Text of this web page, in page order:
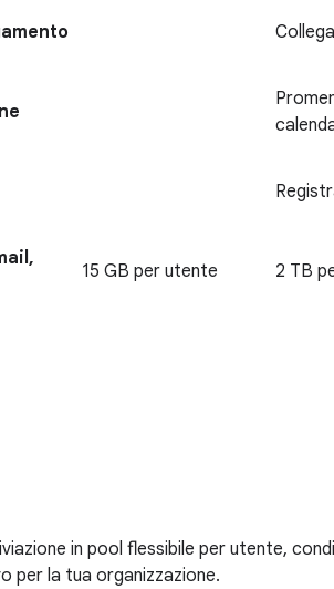
15 GB per utente 2 TB
in pool flessibile per utente,
per la tua organizzazione.